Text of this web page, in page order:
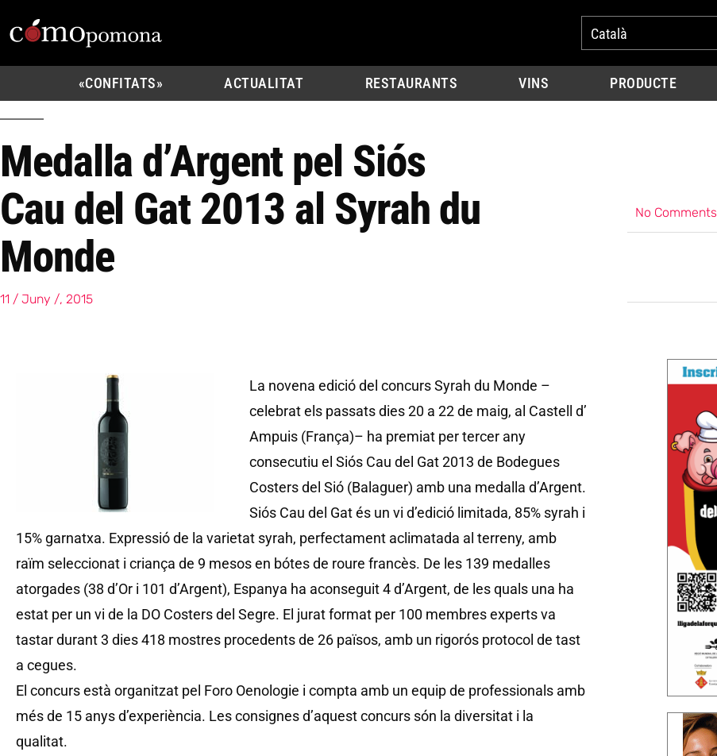
Català
«CONFITATS» ACTUALITAT RESTAURANTS VINS PRODUCTE
Medalla d’Argent pel Siós
Cau del Gat 2013 al Syrah du
Monde
11 / Juny /, 2015
No Comments
La novena edició del concurs Syrah du Monde –
celebrat els passats dies 20 a 22 de maig, al Castell d’
Ampuis (França)– ha premiat per tercer any
consecutiu el Siós Cau del Gat 2013 de Bodegues
Costers del Sió (Balaguer) amb una medalla d’Argent.
Siós Cau del Gat és un vi d’edició limitada, 85% syrah i
15% garnatxa. Expressió de la varietat syrah, perfectament aclimatada al terreny, amb
raïm seleccionat i criança de 9 mesos en bótes de roure francès. De les 139 medalles
atorgades (38 d’Or i 101 d’Argent), Espanya ha aconseguit 4 d’Argent, de les quals una ha
estat per un vi de la DO Costers del Segre. El jurat format per 100 membres experts va
tastar durant 3 dies 418 mostres procedents de 26 països, amb un rigorós protocol de tast
a cegues.
El concurs està organitzat pel Foro Oenologie i compta amb un equip de professionals amb
més de 15 anys d’experiència. Les consignes d’aquest concurs són la diversitat i la
qualitat.